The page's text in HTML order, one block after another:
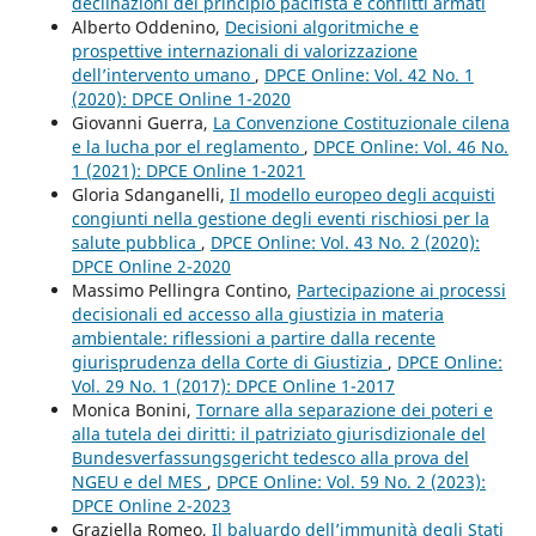
Alberto Oddenino, Decisioni algoritmiche e
prospettive internazionali di valorizzazione
dell’intervento umano , DPCE Online: Vol. 42 No. 1
(2020): DPCE Online 1-2020
Giovanni Guerra, La Convenzione Costituzionale cilena
e la lucha por el reglamento , DPCE Online: Vol. 46 No.
1 (2021): DPCE Online 1-2021
Gloria Sdanganelli, Il modello europeo degli acquisti
congiunti nella gestione degli eventi rischiosi per la
salute pubblica , DPCE Online: Vol. 43 No. 2 (2020):
DPCE Online 2-2020
Massimo Pellingra Contino, Partecipazione ai processi
decisionali ed accesso alla giustizia in materia
ambientale: riflessioni a partire dalla recente
giurisprudenza della Corte di Giustizia , DPCE Online:
Vol. 29 No. 1 (2017): DPCE Online 1-2017
Monica Bonini, Tornare alla separazione dei poteri e
alla tutela dei diritti: il patriziato giurisdizionale del
Bundesverfassungsgericht tedesco alla prova del
NGEU e del MES , DPCE Online: Vol. 59 No. 2 (2023):
DPCE Online 2-2023
Graziella Romeo, Il baluardo dell’immunità degli Stati